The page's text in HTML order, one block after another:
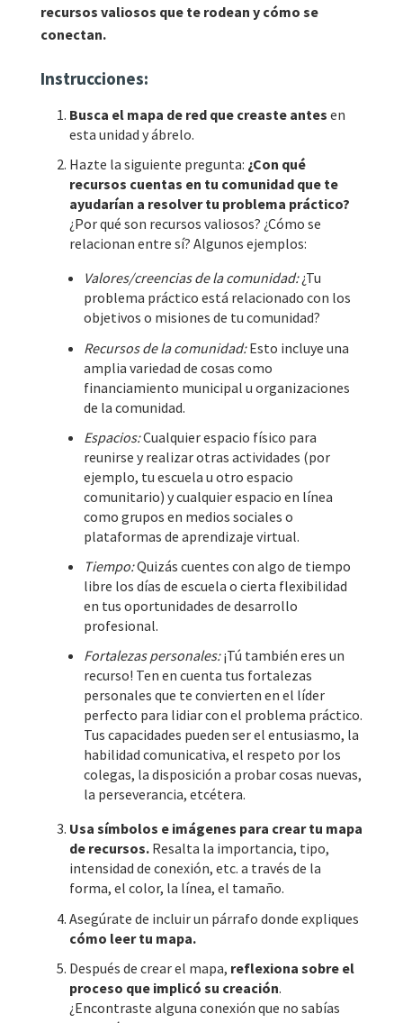
recursos valiosos que te rodean y cómo se
conectan.
Instrucciones:
Busca el mapa de red que creaste antes en
esta unidad y ábrelo.
Hazte la siguiente pregunta: ¿Con qué
recursos cuentas en tu comunidad que te
ayudarían a resolver tu problema práctico?
¿Por qué son recursos valiosos? ¿Cómo se
relacionan entre sí? Algunos ejemplos:
Valores/creencias de la comunidad:¿Tu
problema práctico está relacionado con los
objetivos o misiones de tu comunidad?
Recursos de la comunidad:Esto incluye una
amplia variedad de cosas como
financiamiento municipal u organizaciones
de la comunidad.
Espacios:Cualquier espacio físico para
reunirse y realizar otras actividades (por
ejemplo, tu escuela u otro espacio
comunitario) y cualquier espacio en línea
como grupos en medios sociales o
plataformas de aprendizaje virtual.
Tiempo:Quizás cuentes con algo de tiempo
libre los días de escuela o cierta flexibilidad
en tus oportunidades de desarrollo
profesional.
Fortalezas personales:¡Tú también eres un
recurso! Ten en cuenta tus fortalezas
personales que te convierten en el líder
perfecto para lidiar con el problema práctico.
Tus capacidades pueden ser el entusiasmo, la
habilidad comunicativa, el respeto por los
colegas, la disposición a probar cosas nuevas,
la perseverancia, etcétera.
Usa símbolos e imágenes para crear tu mapa
de recursos. Resalta la importancia, tipo,
intensidad de conexión, etc. a través de la
forma, el color, la línea, el tamaño.
Asegúrate de incluir un párrafo donde expliques
cómo leer tu mapa.
Después de crear el mapa, reflexiona sobre el
proceso que implicó su creación.
¿Encontraste alguna conexión que no sabías